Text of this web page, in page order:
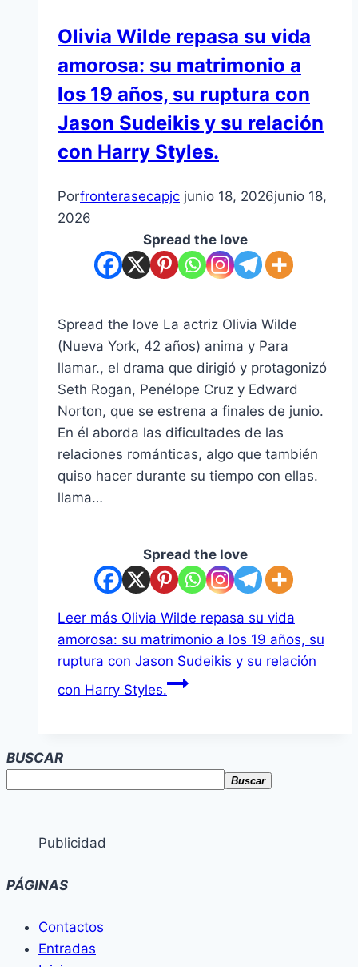
Olivia Wilde repasa su vida
amorosa: su matrimonio a
los 19 años, su ruptura con
Jason Sudeikis y su relación
con Harry Styles.
Porfronterasecapjc junio 18, 2026junio 18,
2026
Spread the love
Spread the love La actriz Olivia Wilde
(Nueva York, 42 ​​años) anima y Para
llamar., el drama que dirigió y protagonizó
Seth Rogan, Penélope Cruz y Edward
Norton, que se estrena a finales de junio.
En él aborda las dificultades de las
relaciones románticas, algo que también
quiso hacer durante su tiempo con ellas.
llama…
Spread the love
Leer más Olivia Wilde repasa su vida
amorosa: su matrimonio a los 19 años, su
ruptura con Jason Sudeikis y su relación
con Harry Styles.
BUSCAR
Buscar
Publicidad
PÁGINAS
Contactos
Entradas